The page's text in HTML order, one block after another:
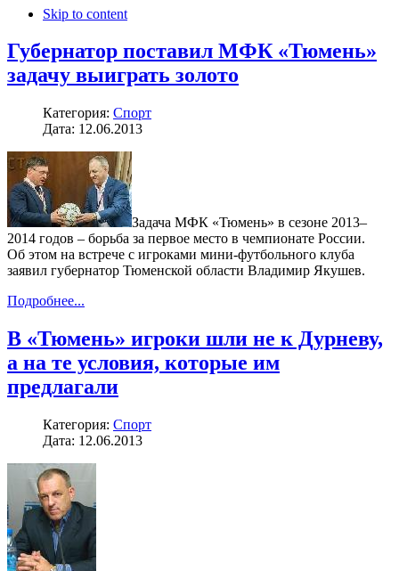
Skip to content
Губернатор поставил МФК «Тюмень»
задачу выиграть золото
Категория: Спорт
Дата: 12.06.2013
Задача МФК «Тюмень» в сезоне 2013–
2014 годов – борьба за первое место в чемпионате России.
Об этом на встрече с игроками мини-футбольного клуба
заявил губернатор Тюменской области Владимир Якушев.
Подробнее...
В «Тюмень» игроки шли не к Дурневу,
а на те условия, которые им
предлагали
Категория: Спорт
Дата: 12.06.2013